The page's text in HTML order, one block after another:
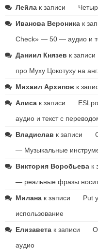
Лейла к записи
Иванова Вероника к
Check» — 50 — аудио и
Даниил Князев к записи
про Муху Цокотуху на
Михаил Архипов к
Алиса к записи
аудио и текст с
Владислав к записи
— Музыкальные
Виктория Воробьева к
— реальные фразы
Милана к записи
Put
использование
Елизавета к записи
аудио